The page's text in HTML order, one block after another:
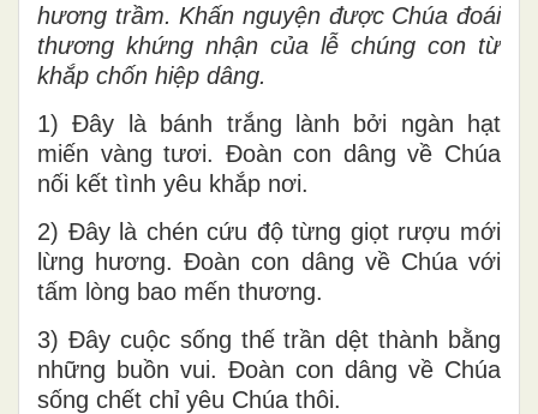
hương trầm. Khấn nguyện được Chúa đoái
thương khứng nhận của lễ chúng con từ
khắp chốn hiệp dâng.
1) Đây là bánh trắng lành bởi ngàn hạt
miến vàng tươi. Đoàn con dâng về Chúa
nối kết tình yêu khắp nơi.
2) Đây là chén cứu độ từng giọt rượu mới
lừng hương. Đoàn con dâng về Chúa với
tấm lòng bao mến thương.
3) Đây cuộc sống thế trần dệt thành bằng
những buồn vui. Đoàn con dâng về Chúa
sống chết chỉ yêu Chúa thôi.